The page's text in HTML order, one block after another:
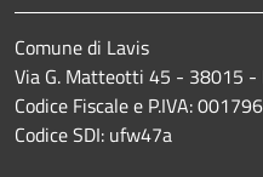
Comune di Lavis
Via G. Matteotti 45 - 38015 -
Codice Fiscale e P.IVA:
Codice SDI: ufw47a